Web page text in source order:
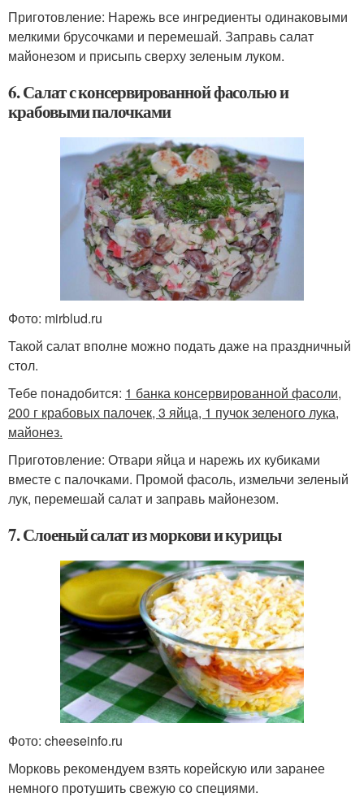
Приготовление: Нарежь все ингредиенты одинаковыми
мелкими брусочками и перемешай. Заправь салат
майонезом и присыпь сверху зеленым луком.
6. Салат с консервированной фасолью и
крабовыми палочками
Фото: mirblud.ru
Такой салат вполне можно подать даже на праздничный
стол.
Тебе понадобится: 1 банка консервированной фасоли,
200 г крабовых палочек, 3 яйца, 1 пучок зеленого лука,
майонез.
Приготовление: Отвари яйца и нарежь их кубиками
вместе с палочками. Промой фасоль, измельчи зеленый
лук, перемешай салат и заправь майонезом.
7. Слоеный салат из моркови и курицы
Фото: cheeseinfo.ru
Морковь рекомендуем взять корейскую или заранее
немного протушить свежую со специями.